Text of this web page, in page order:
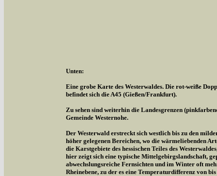
Unten:
Eine grobe Karte des Westerwaldes. Die rot-weiße
befindet sich die A45 (Gießen/Frankfurt).
Zu sehen sind weiterhin die Landesgrenzen
Gemeinde Westernohe.
Der Westerwald erstreckt sich westlich bis zu den
höher gelegenen Bereichen, wo die wärmeliebenden
die Karstgebiete des hessischen Teiles des
hier zeigt sich eine typische Mittelgebirgslandschaft,
abwechslungsreiche Fernsichten und im Winter oft
Rheinebene, zu der es eine Temperaturdifferenz von